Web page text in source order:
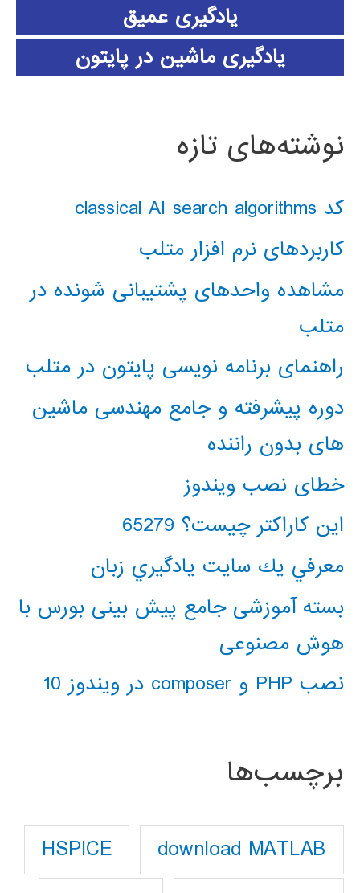
یادگیری عمیق
یادگیری ماشین در پایتون
نوشته‌های تازه
کد classical AI search algorithms
کاربردهای نرم افزار متلب
مشاهده واحدهای پشتیبانی شونده در
متلب
راهنمای برنامه نویسی پایتون در متلب
دوره پیشرفته و جامع مهندسی ماشین
های بدون راننده
خطای نصب ویندوز
این کاراکتر چیست؟ 65279
معرفي يك سايت يادگيري زبان
بسته آموزشی جامع پیش بینی بورس با
هوش مصنوعی
نصب PHP و composer در ویندوز 10
برچسب‌ها
download MATLAB
HSPICE